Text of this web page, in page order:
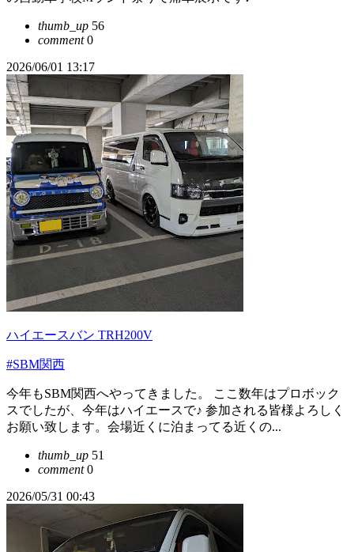
thumb_up 56
comment0
2026/06/01 13:17
ハイエースバン TRH200V
#SBM関西
今年もSBM関西へやってきました。 ここ数年はプロボック
スでしたが、今年はハイエースで♪ 参加される皆様よろしく
お願い致します。会場近くに泊まってる近くの...
thumb_up 51
comment0
2026/05/31 00:43